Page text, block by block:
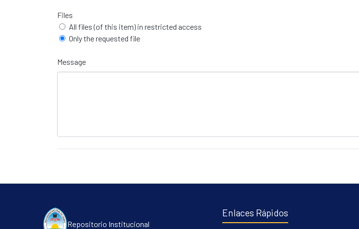
Files
All files (of this item) in restricted access
Only the requested file
Message
Repositorio Institucional
Enlaces Rápidos